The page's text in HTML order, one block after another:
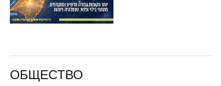
ОБЩЕСТВО